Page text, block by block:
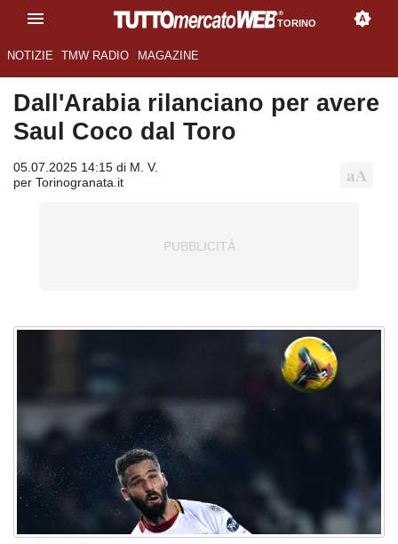
TORINO
NOTIZIE TMW RADIO MAGAZINE
Dall'Arabia rilanciano per avere
Saul Coco dal Toro
05.07.2025 14:15 di M. V.
per Torinogranata.it